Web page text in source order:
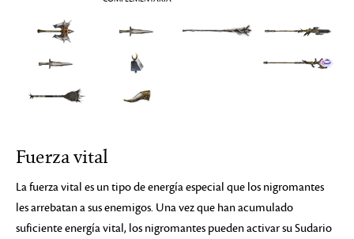
Fuerza vital
La fuerza vital es un tipo de energía especial que los nigromantes
les arrebatan a sus enemigos. Una vez que han acumulado
suficiente energía vital, los nigromantes pueden activar su Sudario